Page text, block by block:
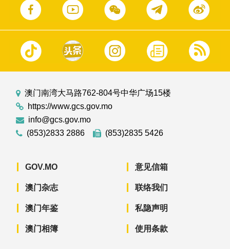
澳门南湾大马路762-804号中华广场15楼
https://www.gcs.gov.mo
info@gcs.gov.mo
(853)2833 2886
(853)2835 5426
GOV.MO
澳门杂志
澳门年鉴
澳门相簿
意见信箱
联络我们
私隐声明
使用条款